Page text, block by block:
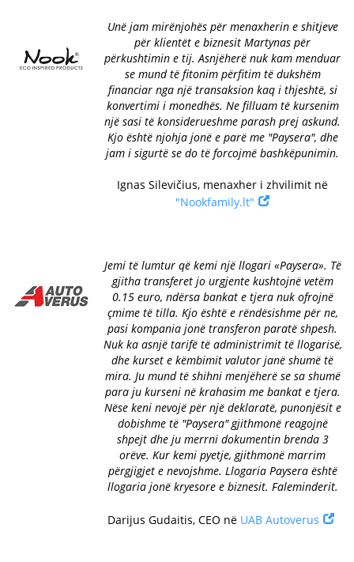
Unë jam mirënjohës për menaxherin e shitjeve
për klientët e biznesit Martynas për
përkushtimin e tij. Asnjëherë nuk kam menduar
se mund të fitonim përfitim të dukshëm
financiar nga një transaksion kaq i thjeshtë, si
konvertimi i monedhës. Ne filluam të kursenim
një sasi të konsiderueshme parash prej askund.
Kjo është njohja jonë e parë me "Paysera", dhe
jam i sigurtë se do të forcojmë bashkëpunimin.
Ignas Silevičius, menaxher i zhvilimit në
"Nookfamily.lt"
Jemi të lumtur që kemi një llogari «Paysera». Të
gjitha transferet jo urgjente kushtojnë vetëm
0.15 euro, ndërsa bankat e tjera nuk ofrojnë
çmime të tilla. Kjo është e rëndësishme për ne,
pasi kompania jonë transferon paratë shpesh.
Nuk ka asnjë tarifë të administrimit të llogarisë,
dhe kurset e këmbimit valutor janë shumë të
mira. Ju mund të shihni menjëherë se sa shumë
para ju kurseni në krahasim me bankat e tjera.
Nëse keni nevojë për një deklaratë, punonjësit e
dobishme të "Paysera" gjithmonë reagojnë
shpejt dhe ju merrni dokumentin brenda 3
orëve. Kur kemi pyetje, gjithmonë marrim
përgjigjet e nevojshme. Llogaria Paysera është
llogaria jonë kryesore e biznesit. Faleminderit.
Darijus Gudaitis, CEO në UAB Autoverus